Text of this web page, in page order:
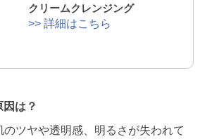
クリームクレンジング
>> 詳細はこちら
は？
のツヤや透明感、明るさが失われて